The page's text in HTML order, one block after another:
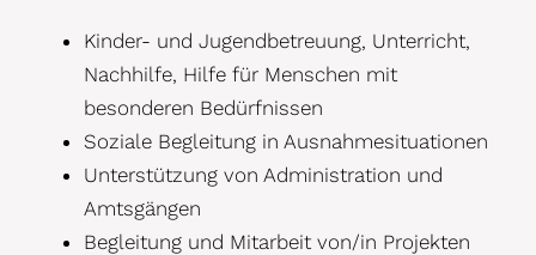
Kinder- und Jugendbetreuung, Unterricht,
Nachhilfe, Hilfe für Menschen mit
besonderen Bedürfnissen
Soziale Begleitung in Ausnahmesituationen
Unterstützung von Administration und
Amtsgängen
Begleitung und Mitarbeit von/in Projekten